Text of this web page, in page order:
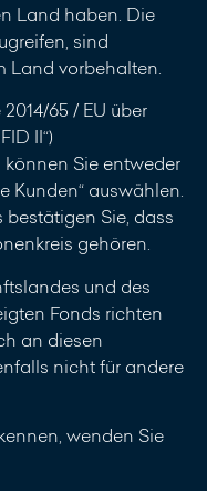
Land haben. Die
sind
Land vorbehalten.
65 / EU über
II“)
Sie entweder
Kunden“ auswählen.
Sie, dass
gehören.
und des
Fonds richten
an diesen
nicht für andere
wenden Sie